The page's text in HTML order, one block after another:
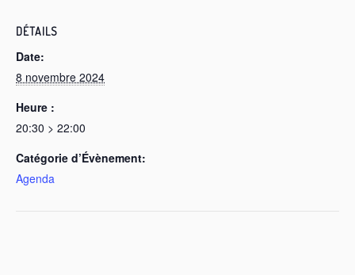
DÉTAILS
Date:
8 novembre 2024
Heure :
20:30 > 22:00
Catégorie d’Évènement:
Agenda